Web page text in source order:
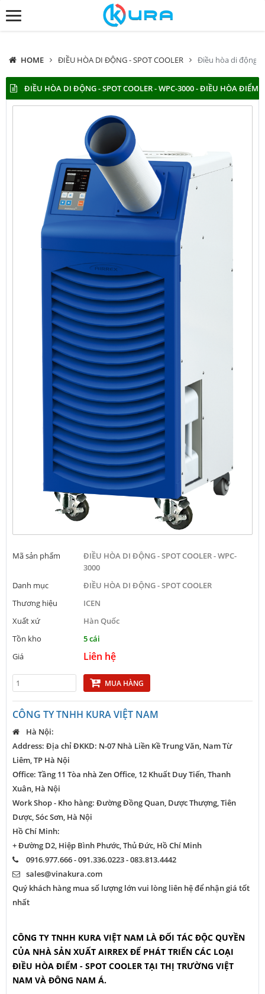
HOME ĐIỀU HÒA DI ĐỘNG - SPOT COOLER Điều hòa di động -
ĐIỀU HÒA DI ĐỘNG - SPOT COOLER - WPC-3000 - ĐIỀU HÒA ĐIỂM
Mã sản phẩm
ĐIỀU HÒA DI ĐỘNG - SPOT COOLER - WPC-
3000
Danh mục
ĐIỀU HÒA DI ĐỘNG - SPOT COOLER
Thương hiệu
ICEN
Xuất xứ
Hàn Quốc
Tồn kho
5 cái
Giá
Liên hệ
MUA HÀNG
CÔNG TY TNHH KURA VIỆT NAM
Hà Nội:
Address: Địa chỉ ĐKKD: N-07 Nhà Liền Kề Trung Văn, Nam Từ
Liêm, TP Hà Nội
Office: Tầng 11 Tòa nhà Zen Office, 12 Khuất Duy Tiến, Thanh
Xuân, Hà Nội
Work Shop - Kho hàng: Đường Đồng Quan, Dược Thượng, Tiên
Dược, Sóc Sơn, Hà Nội
Hồ Chí Minh:
+ Đường D2, Hiệp Bình Phước, Thủ Đức, Hồ Chí Minh
0916.977.666 - 091.336.0223 - 083.813.4442
sales@vinakura.com
Quý khách hàng mua số lượng lớn vui lòng liên hệ để nhận giá tốt
nhất
CÔNG TY TNHH KURA VIỆT NAM LÀ ĐỐI TÁC ĐỘC QUYỀN
CỦA NHÀ SẢN XUẤT AIRREX ĐỂ PHÁT TRIỂN CÁC LOẠI
ĐIỀU HÒA ĐIỂM - SPOT COOLER TẠI THỊ TRƯỜNG VIỆT
NAM VÀ ĐÔNG NAM Á.